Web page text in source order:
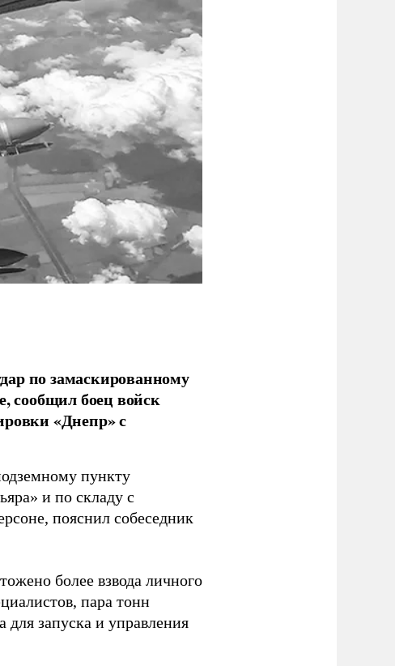
по замаскированному
сообщил боец войск
«Днепр» с
пункту
и по складу с
пояснил собеседник
более взвода личного
пара тонн
запуска и управления